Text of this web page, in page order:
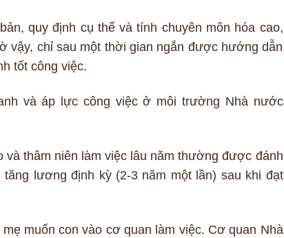
quy định cụ thể và tính chuyên môn hóa cao,
vậy, chỉ sau một thời gian ngắn được hướng dẫn
tốt công việc.
và áp lực công việc ở môi trường Nhà nước
thâm niên làm việc lâu năm thường được đánh
lương định kỳ (2-3 năm một lần) sau khi đạt
muốn con vào cơ quan làm việc. Cơ quan Nhà